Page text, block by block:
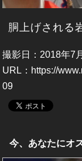
胴上げされる
撮影日：2018年7
URL： https://
09
今、あなたにオ